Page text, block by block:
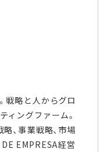
戦略と人からグロ
ィングファーム。
、事業戦略、市場
EMPRESA経営